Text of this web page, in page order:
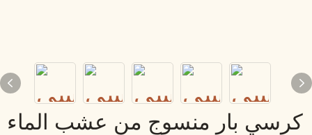
كرسي بار منسوج من عشب الماء